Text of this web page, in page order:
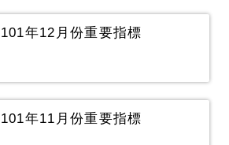
年12月份重要指標
年11月份重要指標